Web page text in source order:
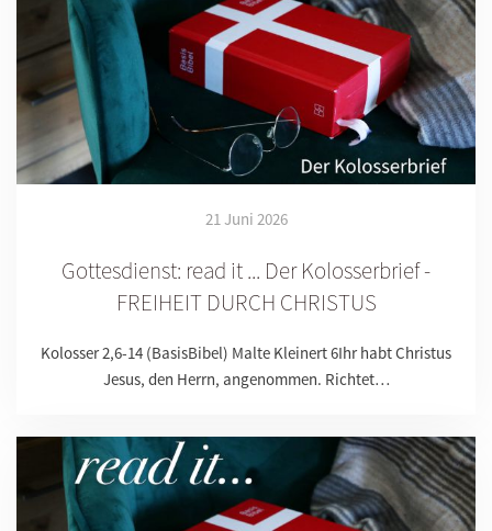
21 Juni 2026
Gottesdienst: read it ... Der Kolosserbrief -
FREIHEIT DURCH CHRISTUS
Kolosser 2,6-14 (BasisBibel) Malte Kleinert 6Ihr habt Christus
Jesus, den Herrn, angenommen. Richtet…